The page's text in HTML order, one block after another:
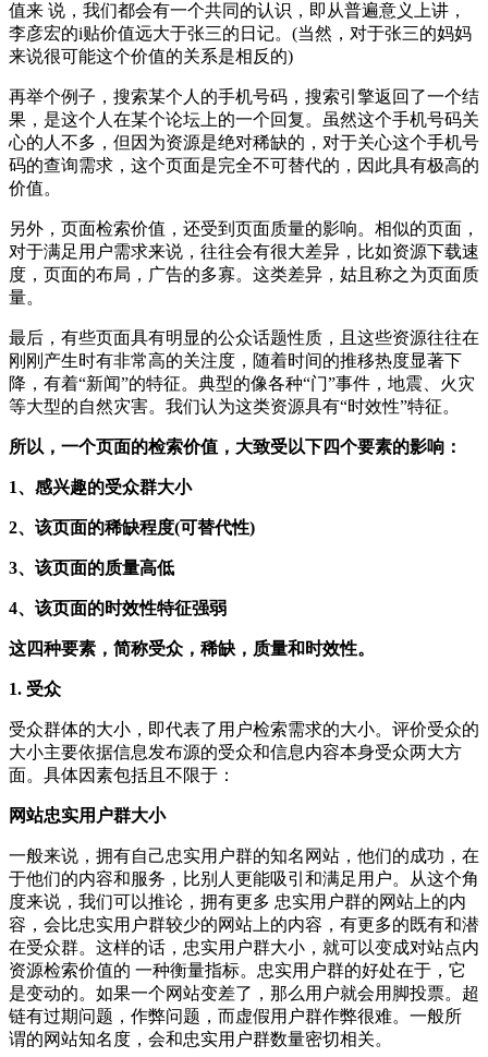
值来 说，我们都会有一个共同的认识，即从普遍意义上讲，
李彦宏的i贴价值远大于张三的日记。(当然，对于张三的妈妈
来说很可能这个价值的关系是相反的)
再举个例子，搜索某个人的手机号码，搜索引擎返回了一个结
果，是这个人在某个论坛上的一个回复。虽然这个手机号码关
心的人不多，但因为资源是绝对稀缺的，对于关心这个手机号
码的查询需求，这个页面是完全不可替代的，因此具有极高的
价值。
另外，页面检索价值，还受到页面质量的影响。相似的页面，
对于满足用户需求来说，往往会有很大差异，比如资源下载速
度，页面的布局，广告的多寡。这类差异，姑且称之为页面质
量。
最后，有些页面具有明显的公众话题性质，且这些资源往往在
刚刚产生时有非常高的关注度，随着时间的推移热度显著下
降，有着“新闻”的特征。典型的像各种“门”事件，地震、火灾
等大型的自然灾害。我们认为这类资源具有“时效性”特征。
所以，一个页面的检索价值，大致受以下四个要素的影响：
1、感兴趣的受众群大小
2、该页面的稀缺程度(可替代性)
3、该页面的质量高低
4、该页面的时效性特征强弱
这四种要素，简称受众，稀缺，质量和时效性。
1. 受众
受众群体的大小，即代表了用户检索需求的大小。评价受众的
大小主要依据信息发布源的受众和信息内容本身受众两大方
面。具体因素包括且不限于：
网站忠实用户群大小
一般来说，拥有自己忠实用户群的知名网站，他们的成功，在
于他们的内容和服务，比别人更能吸引和满足用户。从这个角
度来说，我们可以推论，拥有更多 忠实用户群的网站上的内
容，会比忠实用户群较少的网站上的内容，有更多的既有和潜
在受众群。这样的话，忠实用户群大小，就可以变成对站点内
资源检索价值的 一种衡量指标。忠实用户群的好处在于，它
是变动的。如果一个网站变差了，那么用户就会用脚投票。超
链有过期问题，作弊问题，而虚假用户群作弊很难。一般所
谓的网站知名度，会和忠实用户群数量密切相关。